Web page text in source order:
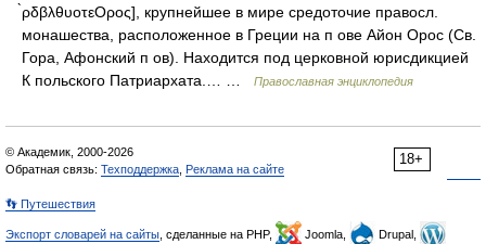
̀ρδβλθυοτεΟρος], крупнейшее в мире средоточие правосл.
монашества, расположенное в Греции на п ове Айон Орос (Св.
Гора, Афонский п ов). Находится под церковной юрисдикцией
К польского Патриархата.… …
Православная энциклопедия
18+
© Академик, 2000-2026
Обратная связь: Техподдержка Реклама на сайте
👣 Путешествия
Экспорт словарей на сайты , сделанные на PHP, Joomla,
Drupal,